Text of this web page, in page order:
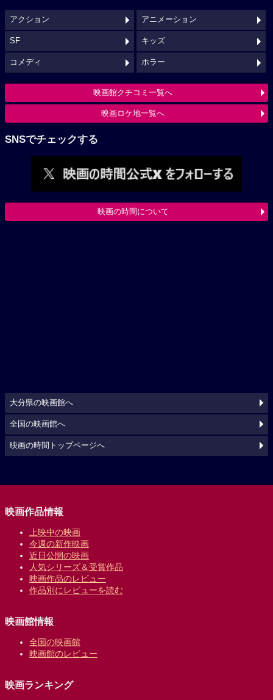
アクション アニメーション
SF キッズ
コメディ ホラー
映画館クチコミ一覧へ
映画ロケ地一覧へ
SNSでチェックする
映画の時間について
大分県の映画館へ
全国の映画館へ
映画の時間トップページへ
映画作品情報
上映中の映画
今週の新作映画
近日公開の映画
人気シリーズ＆受賞作品
映画作品のレビュー
作品別にレビューを読む
映画館情報
全国の映画館
映画館のレビュー
映画ランキング